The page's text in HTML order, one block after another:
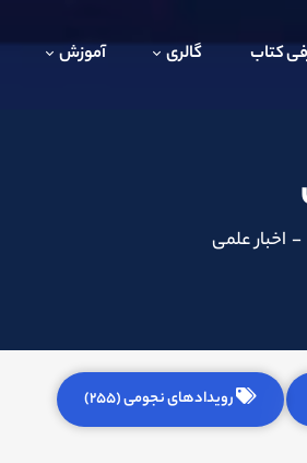
کتاب گالری آموزش
- اخبار علمی
رویدادهای نجومی (255)